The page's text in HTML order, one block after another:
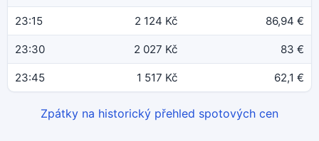
23:15 2 124 Kč 86,94 €
23:30 2 027 Kč 83 €
23:45 1 517 Kč 62,1 €
Zpátky na historický přehled spotových cen